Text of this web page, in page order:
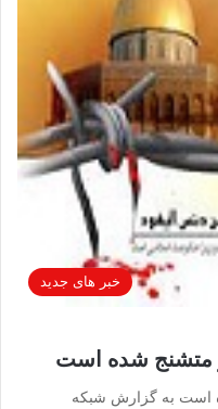
خبر های جدید
متشنج شده است
است به گزارش شبکه